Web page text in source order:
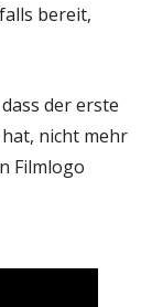
bereit,
der erste
nicht mehr
Filmlogo